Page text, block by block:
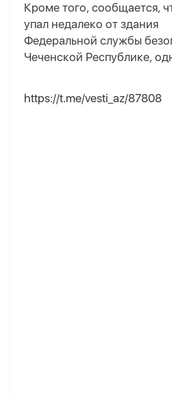
Кроме того, сообщается,
упал недалеко от здания
Федеральной службы
Чеченской Республике,
https://t.me/vesti_az/87808